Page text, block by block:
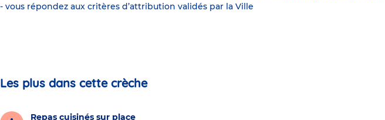
- vous répondez aux critères d’attribution validés par la Ville
Les plus dans cette crèche
Repas cuisinés sur place